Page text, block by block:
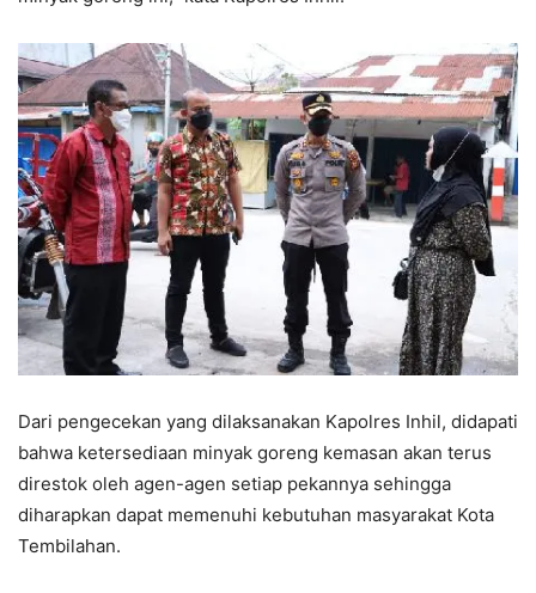
Dari pengecekan yang dilaksanakan Kapolres Inhil, didapati
bahwa ketersediaan minyak goreng kemasan akan terus
direstok oleh agen-agen setiap pekannya sehingga
diharapkan dapat memenuhi kebutuhan masyarakat Kota
Tembilahan.